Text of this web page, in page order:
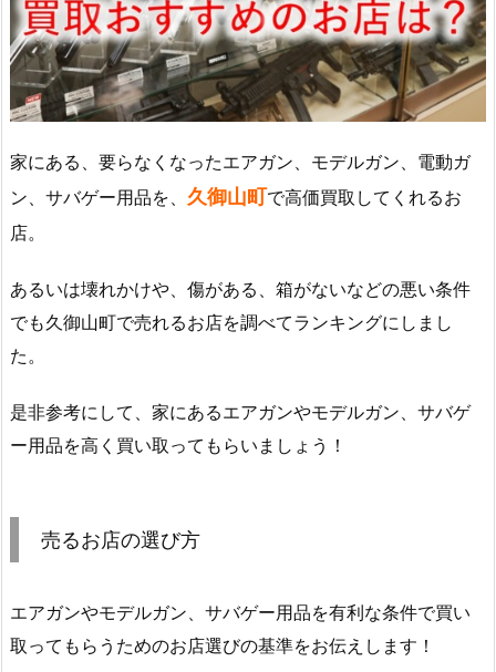
家にある、要らなくなったエアガン、モデルガン、電動ガ
ン、サバゲー用品を、 久御山町で高価買取してくれるお
店。
あるいは壊れかけや、傷がある、箱がないなどの悪い条件
でも久御山町で売れるお店を調べてランキングにしまし
た。
是非参考にして、家にあるエアガンやモデルガン、サバゲ
ー用品を高く買い取ってもらいましょう！
売るお店の選び方
エアガンやモデルガン、サバゲー用品を有利な条件で買い
取ってもらうためのお店選びの基準をお伝えします！